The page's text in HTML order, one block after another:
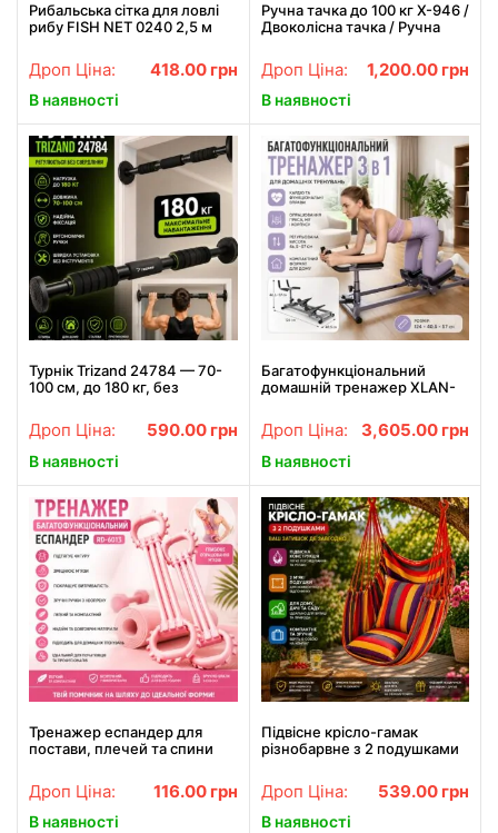
Рибальська сітка для ловлі
рибу FISH NET 0240 2,5 м
компактна модель
Дроп Ціна: 418.00 грн
В наявності
Ручна тачка до 100 кг X-946 /
Двоколісна тачка / Ручна
вантажу
Дроп Ціна: 1,200.00 грн
В наявності
Турнік Trizand 24784 — 70-
100 см, до 180 кг, без
Дроп Ціна: 590.00 грн
В наявності
Багатофункціональний
домашній тренажер XLAN-
м'язів корпусу та
альпіністських тренувань
Дроп Ціна: 3,605.00 грн
В наявності
Тренажер еспандер для
постави, плечей та спини
Дроп Ціна: 116.00 грн
В наявності
Підвісне крісло-гамак
різнобарвне з 2 подушками
відпочинку, сну, дачі, саду,
кемпінгу та відкритого
повітря
Дроп Ціна: 539.00 грн
В наявності